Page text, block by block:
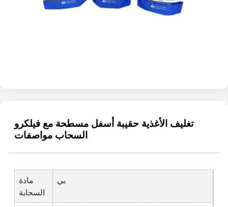
تغليف الأغذية حقيبة أسفل مسطحة مع فيلكرو
السحاب مواصفات
مادة
السحابة
بي